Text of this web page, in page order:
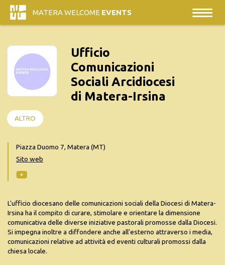
MATERA WELCOME EVENTS
Ufficio
Comunicazioni
Sociali Arcidiocesi
di Matera-Irsina
ALTRO
Piazza Duomo 7, Matera (MT)
Sito web
L'ufficio diocesano delle comunicazioni sociali della Diocesi di Matera-
Irsina ha il compito di curare, stimolare e orientare la dimensione
comunicativa delle diverse iniziative pastorali promosse dalla Diocesi.
Si impegna inoltre a diffondere anche all'esterno attraverso i media,
comunicazioni relative ad attività ed eventi culturali promossi dalla
chiesa locale.